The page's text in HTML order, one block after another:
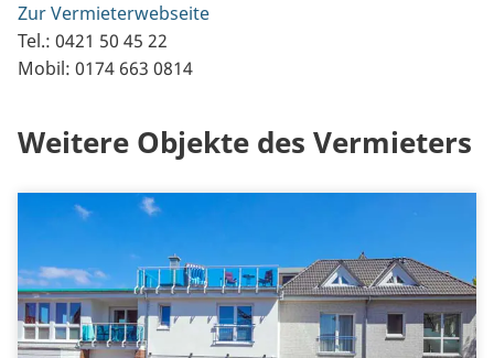
Zur Vermieterwebseite
Tel.: 0421 50 45 22
Mobil: 0174 663 0814
Weitere Objekte des Vermieters